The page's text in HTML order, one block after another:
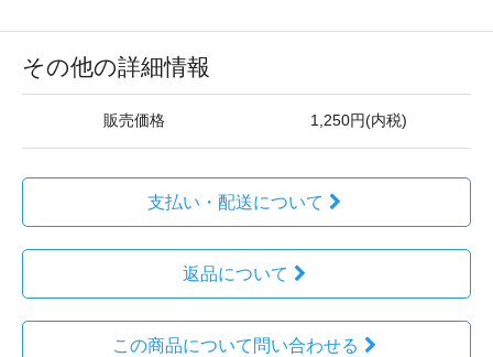
その他の詳細情報
販売価格 1,250円(内税)
支払い・配送について
返品について
この商品について問い合わせる